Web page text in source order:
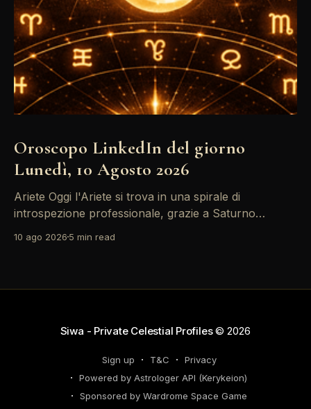
Oroscopo LinkedIn del giorno
Lunedì, 10 Agosto 2026
Ariete Oggi l'Ariete si trova in una spirale di
introspezione professionale, grazie a Saturno
carriera passate. Non farti sopraffare dalle emozioni
10 ago 2026 5 min read
Siwa - Private Celestial Profiles© 2026
Sign up T&C
Privacy
Powered by Astrologer API (Kerykeion)
Sponsored by Wardrome Space Game